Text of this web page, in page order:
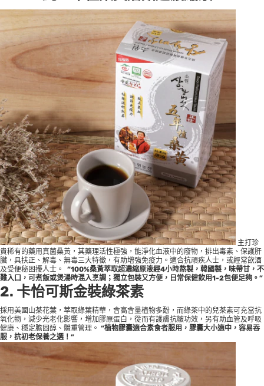
主打珍
貴稀有的藥用真菌桑黃，其藥理活性極強，能淨化血液中的廢物，排出毒素、保護肝
臟，具扶正、解毒、無毒三大特徵，有助增強免疫力。適合抗頑疾人士，或經常飲酒
及受便秘困擾人士。
“100%桑黃萃取超濃縮原液經4小時熬製，韓國製，味帶甘，不
難入口，可煮飯或煲湯時混入烹調；獨立包裝又方便，日常保健飲用1-2包便足夠。 ”
2. 卡怡可斯金裝綠茶素
採用美國山茶花葉，萃取綠葉精華，含高含量植物多酚，而綠茶中的兒茶素可充當抗
氧化物，減少光老化影響，增加膠原蛋白，從而有護膚抗皺功效，另有助血管及呼吸
健康、穩定膽固醇、體重管理。 “植物膠囊適合素食者服用，膠囊大小適中，容易吞
服，抗初老保養之選！ ”